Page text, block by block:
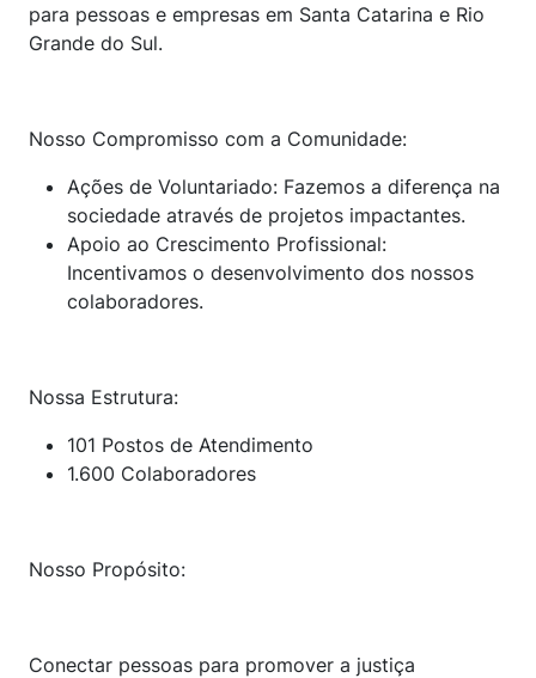
para pessoas e empresas em Santa Catarina e Rio
Grande do Sul.
Nosso Compromisso com a Comunidade:
Ações de Voluntariado: Fazemos a diferença na
sociedade através de projetos impactantes.
Apoio ao Crescimento Profissional:
Incentivamos o desenvolvimento dos nossos
colaboradores.
Nossa Estrutura:
101 Postos de Atendimento
1.600 Colaboradores
Nosso Propósito:
Conectar pessoas para promover a justiça